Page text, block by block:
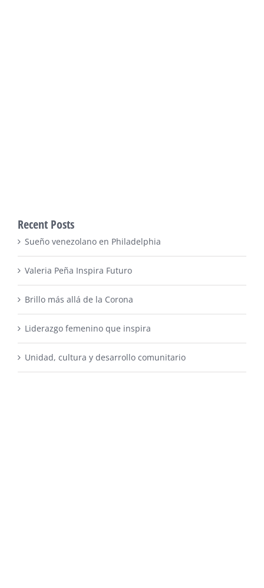
Recent Posts
Sueño venezolano en Philadelphia
Valeria Peña Inspira Futuro
Brillo más allá de la Corona
Liderazgo femenino que inspira
Unidad, cultura y desarrollo comunitario